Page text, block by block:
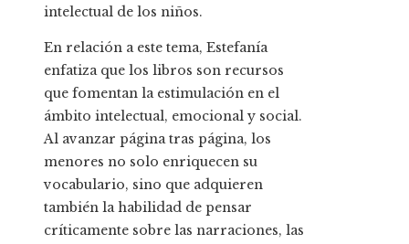
intelectual de los niños.
En relación a este tema, Estefanía
enfatiza que los libros son recursos
que fomentan la estimulación en el
ámbito intelectual, emocional y social.
Al avanzar página tras página, los
menores no solo enriquecen su
vocabulario, sino que adquieren
también la habilidad de pensar
críticamente sobre las narraciones, las